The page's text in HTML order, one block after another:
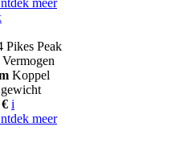
Pikes Peak
Vermogen
Koppel
gewicht
i
meer